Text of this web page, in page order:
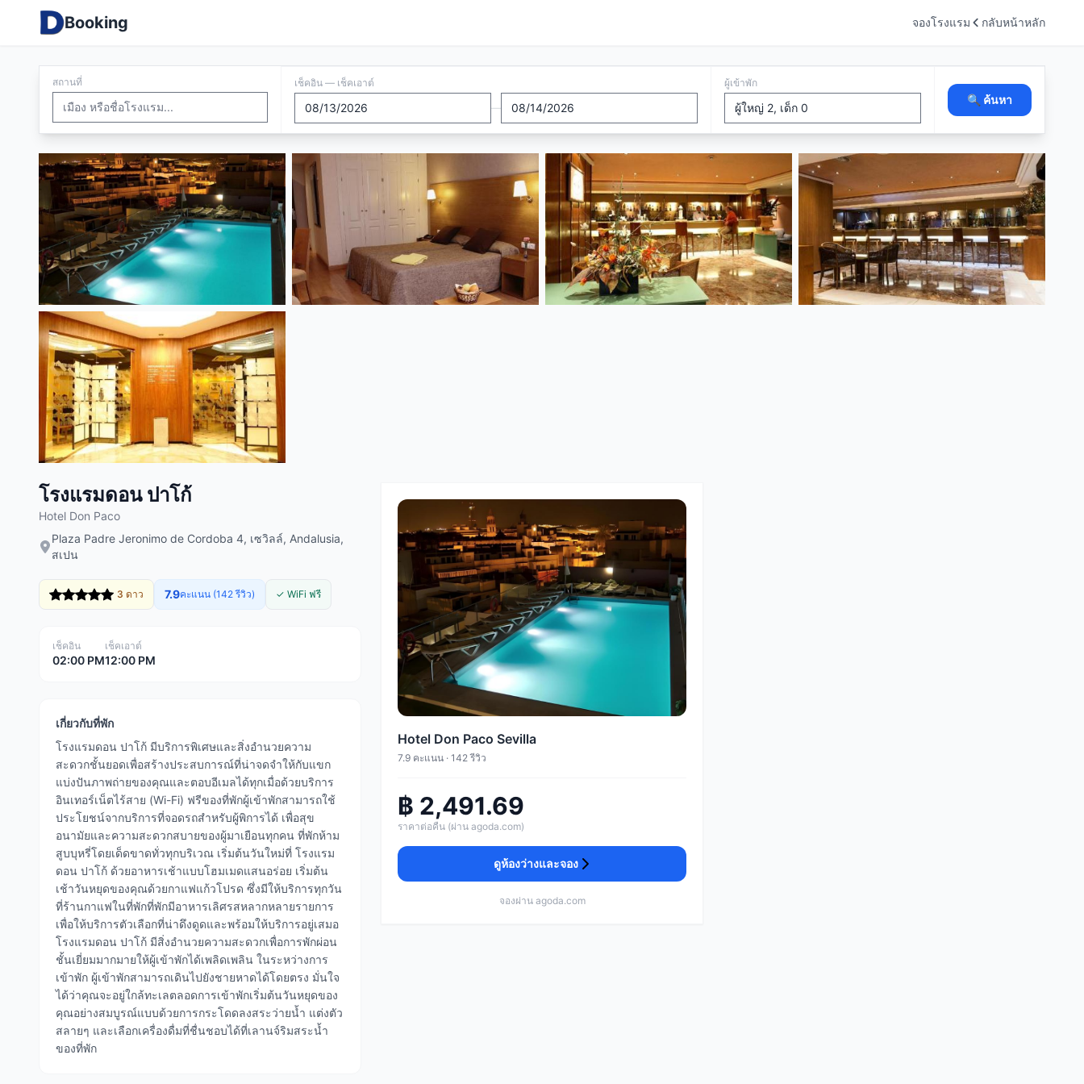
Booking จองโรงแรม กลับหน้าหลัก
สถานที่ เช็คอิน — เช็คเอาต์
—
ผู้เข้าพัก
🔍 ค้นหา
โรงแรมดอน ปาโก้
Hotel Don Paco
Plaza Padre Jeronimo de Cordoba 4, เซวิลล์, Andalusia,
สเปน
3 ดาว 7.9คะแนน (142 รีวิว) ✓ WiFi ฟรี
เช็คอิน
02:00 PM
เช็คเอาต์
12:00 PM
เกี่ยวกับที่พัก
โรงแรมดอน ปาโก้ มีบริการพิเศษและสิ่งอำนวยความ
สะดวกชั้นยอดเพื่อสร้างประสบการณ์ที่น่าจดจำให้กับแขก
แบ่งปันภาพถ่ายของคุณและตอบอีเมลได้ทุกเมื่อด้วยบริการ
อินเทอร์เน็ตไร้สาย (Wi-Fi) ฟรีของที่พักผู้เข้าพักสามารถใช้
ประโยชน์จากบริการที่จอดรถสำหรับผู้พิการได้ เพื่อสุข
อนามัยและความสะดวกสบายของผู้มาเยือนทุกคน ที่พักห้าม
สูบบุหรี่โดยเด็ดขาดทั่วทุกบริเวณ เริ่มต้นวันใหม่ที่ โรงแรม
ดอน ปาโก้ ด้วยอาหารเช้าแบบโฮมเมดแสนอร่อย เริ่มต้น
เช้าวันหยุดของคุณด้วยกาแฟแก้วโปรด ซึ่งมีให้บริการทุกวัน
ที่ร้านกาแฟในที่พักที่พักมีอาหารเลิศรสหลากหลายรายการ
เพื่อให้บริการตัวเลือกที่น่าดึงดูดและพร้อมให้บริการอยู่เสมอ
โรงแรมดอน ปาโก้ มีสิ่งอำนวยความสะดวกเพื่อการพักผ่อน
ชั้นเยี่ยมมากมายให้ผู้เข้าพักได้เพลิดเพลิน ในระหว่างการ
เข้าพัก ผู้เข้าพักสามารถเดินไปยังชายหาดได้โดยตรง มั่นใจ
ได้ว่าคุณจะอยู่ใกล้ทะเลตลอดการเข้าพักเริ่มต้นวันหยุดของ
คุณอย่างสมบูรณ์แบบด้วยการกระโดดลงสระว่ายน้ำ แต่งตัว
สลายๆ และเลือกเครื่องดื่มที่ชื่นชอบได้ที่เลานจ์ริมสระน้ำ
ของที่พัก
Hotel Don Paco Sevilla
7.9 คะแนน · 142 รีวิว
฿ 2,491.69
ราคาต่อคืน (ผ่าน agoda.com)
ดูห้องว่างและจอง
จองผ่าน agoda.com